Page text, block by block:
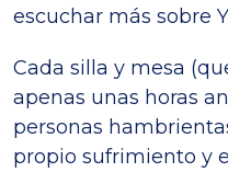
escuchar más sobre
Cada silla y mesa
apenas unas horas
personas
propio sufrimiento y